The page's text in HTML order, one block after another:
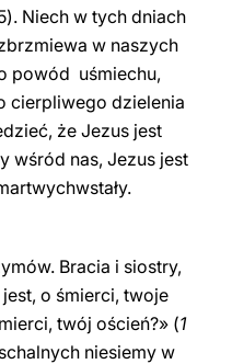
Niech w tych dniach
w naszych
powód uśmiechu,
cierpliwego dzielenia
że Jezus jest
wśród nas, Jezus jest
Bracia i siostry,
jest, o śmierci, twoje
twój oścień?» (1
niesiemy w